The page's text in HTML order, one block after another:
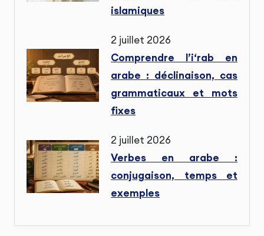
islamiques
2 juillet 2026
Comprendre l’i‘rab en
arabe : déclinaison, cas
grammaticaux et mots
fixes
2 juillet 2026
Verbes en arabe :
conjugaison, temps et
exemples